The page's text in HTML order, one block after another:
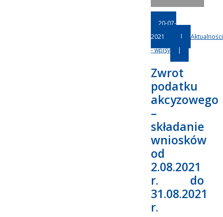
20-07-
2021
|
Aktualności
- wpisy
|
Zwrot
podatku
akcyzowego
–
składanie
wniosków
od
2.08.2021
r. do
31.08.2021
r.